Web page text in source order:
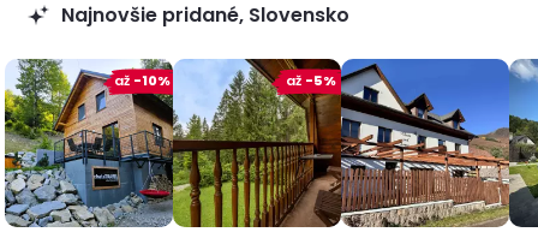
Najnovšie pridané, Slovensko
až -10% až -5%